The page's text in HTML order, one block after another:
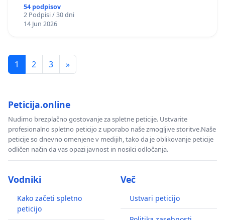
54 podpisov
2 Podpisi / 30 dni
14 Jun 2026
1 2 3 »
Peticija.online
Nudimo brezplačno gostovanje za spletne peticije. Ustvarite
profesionalno spletno peticijo z uporabo naše zmogljive storitve.Naše
peticije so dnevno omenjene v medijih, tako da je oblikovanje peticije
odličen način da vas opazi javnost in nosilci odločanja.
Vodniki
Kako začeti spletno
peticijo
Več
Ustvari peticijo